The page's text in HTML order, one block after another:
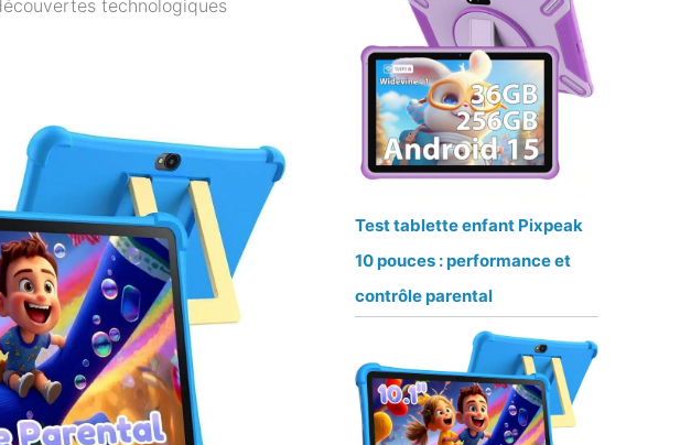
technologiques
Test tablette enfant Pixpeak
10 pouces : performance et
contrôle parental